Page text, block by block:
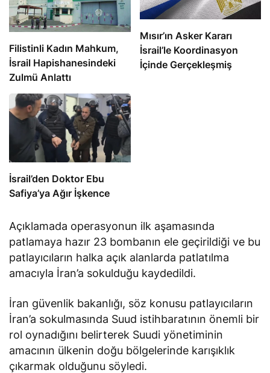
Filistinli Kadın Mahkum,
İsrail Hapishanesindeki
Zulmü Anlattı
Mısır’ın Asker Kararı
İsrail’le Koordinasyon
İçinde Gerçekleşmiş
İsrail’den Doktor Ebu
Safiya’ya Ağır İşkence
Açıklamada operasyonun ilk aşamasında
patlamaya hazır 23 bombanın ele geçirildiği ve bu
patlayıcıların halka açık alanlarda patlatılma
amacıyla İran’a sokulduğu kaydedildi.
İran güvenlik bakanlığı, söz konusu patlayıcıların
İran’a sokulmasında Suud istihbaratının önemli bir
rol oynadığını belirterek Suudi yönetiminin
amacının ülkenin doğu bölgelerinde karışıklık
çıkarmak olduğunu söyledi.